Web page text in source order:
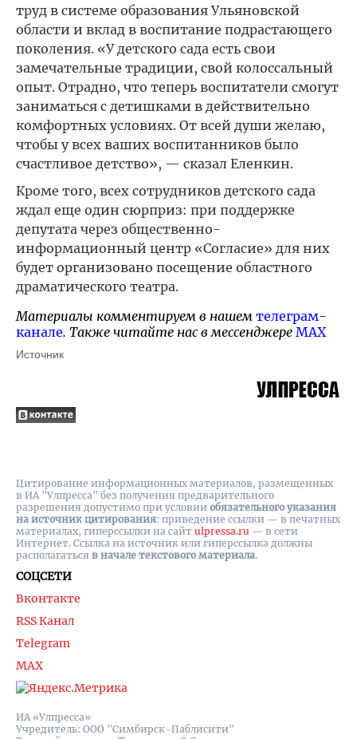
труд в системе образования Ульяновской
области и вклад в воспитание подрастающего
поколения. «У детского сада есть свои
замечательные традиции, свой колоссальный
опыт. Отрадно, что теперь воспитатели смогут
заниматься с детишками в действительно
комфортных условиях. От всей души желаю,
чтобы у всех ваших воспитанников было
счастливое детство», — сказал Еленкин.
Кроме того, всех сотрудников детского сада
ждал еще один сюрприз: при поддержке
депутата через общественно-
информационный центр «Согласие» для них
будет организовано посещение областного
драматического театра.
Материалы комментируем в нашем телеграм-
канале. Также читайте нас в мессенджере MAX
Источник
ИА «Улпресса»
Учредитель: ООО "Симбирск-Паблисити"
СОЦСЕТИ
Вконтакте
RSS Канал
Telegram
MAX
Цитирование информационных материалов, размещенных
в ИА "Улпресса" без получения предварительного
разрешения допустимо при условии обязательного указания
на источник цитирования: приведение ссылки — в печатных
материалах, гиперссылки на cайт ulpressa.ru — в сети
Интернет. Ссылка на источник или гиперссылка должны
располагаться в начале текстового материала.